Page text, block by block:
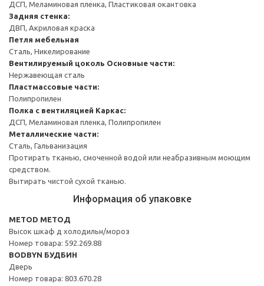
ДСП, Меламиновая пленка, Пластиковая окантовка
Задняя стенка:
ДВП, Акриловая краска
Петля мебельная
Сталь, Никелирование
Вентилируемый цоколь Основные части:
Нержавеющая сталь
Пластмассовые части:
Полипропилен
Полка с вентиляцией Каркас:
ДСП, Меламиновая пленка, Полипропилен
Металлические части:
Сталь, Гальванизация
Протирать тканью, смоченной водой или неабразивным моющим
средством.
Вытирать чистой сухой тканью.
Информация об упаковке
METOD МЕТОД
Высок шкаф д холодильн/мороз
Номер товара: 592.269.88
BODBYN БУДБИН
Дверь
Номер товара: 803.670.28